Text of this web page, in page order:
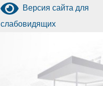
Версия сайта для
слабовидящих